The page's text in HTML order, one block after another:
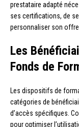
prestataire adapté
ses certifications, de
personnaliser son
Les
Fonds de
Les dispositifs de
catégories de
d’accès spécifiques.
pour optimiser